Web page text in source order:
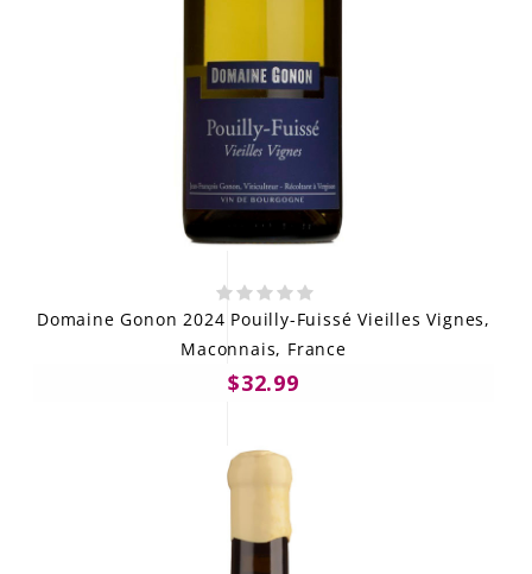
Domaine Gonon 2024 Pouilly-Fuissé Vieilles Vignes,
Maconnais, France
$32.99